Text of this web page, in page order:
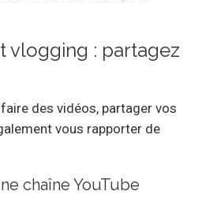
vlogging : partagez
des vidéos, partager vos
vous rapporter de
chaîne YouTube